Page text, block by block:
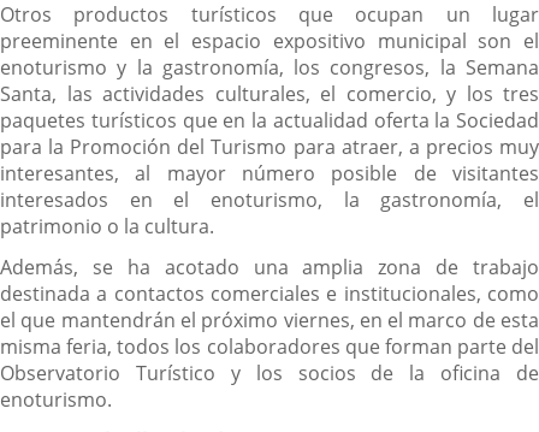
Otros productos turísticos que ocupan un lugar
preeminente en el espacio expositivo municipal son el
enoturismo y la gastronomía, los congresos, la Semana
Santa, las actividades culturales, el comercio, y los tres
paquetes turísticos que en la actualidad oferta la Sociedad
para la Promoción del Turismo para atraer, a precios muy
interesantes, al mayor número posible de visitantes
interesados en el enoturismo, la gastronomía, el
patrimonio o la cultura.
Además, se ha acotado una amplia zona de trabajo
destinada a contactos comerciales e institucionales, como
el que mantendrán el próximo viernes, en el marco de esta
misma feria, todos los colaboradores que forman parte del
Observatorio Turístico y los socios de la oficina de
enoturismo.